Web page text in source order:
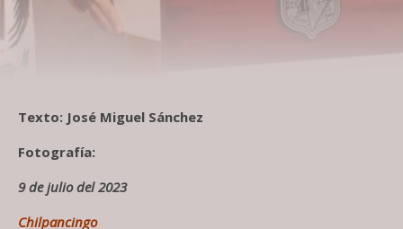
Texto: José Miguel Sánchez
Fotografía:
9 de julio del 2023
Chilpancingo